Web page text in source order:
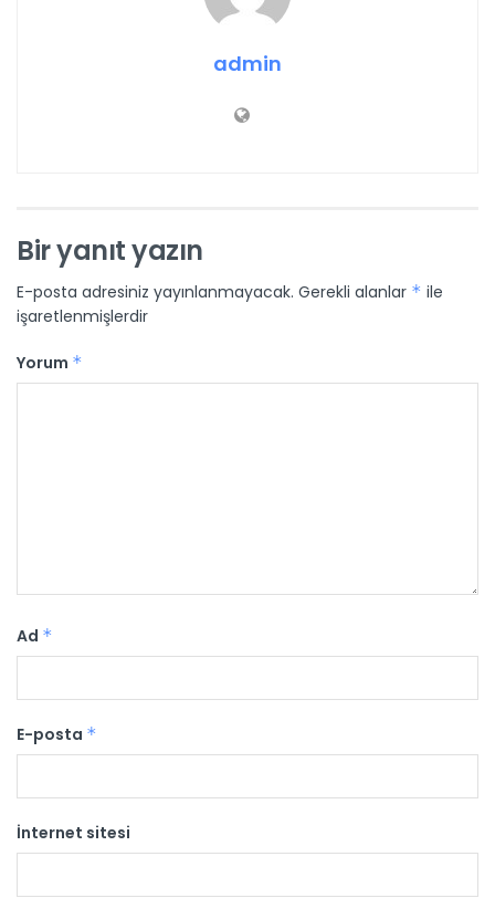
admin
Bir yanıt yazın
E-posta adresiniz yayınlanmayacak. Gerekli alanlar * ile
işaretlenmişlerdir
Yorum *
Ad *
E-posta *
İnternet sitesi